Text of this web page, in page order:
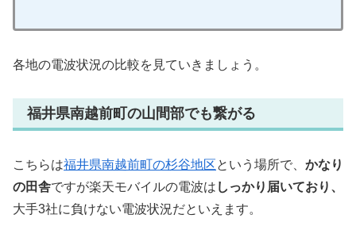
各地の電波状況の比較を見ていきましょう。
福井県南越前町の山間部でも繋がる
こちらは福井県南越前町の杉谷地区という場所で、 かなり
の田舎ですが楽天モバイルの電波は しっかり届いており、
大手3社に負けない電波状況だといえます。